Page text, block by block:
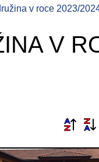
v roce 2023/
V